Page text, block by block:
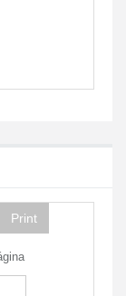
Print